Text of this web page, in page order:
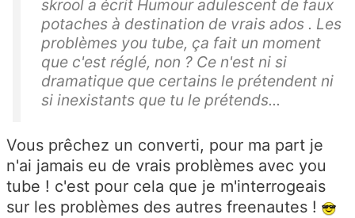
skrool a écrit Humour adulescent de faux
potaches à destination de vrais ados . Les
problèmes you tube, ça fait un moment
que c'est réglé, non ? Ce n'est ni si
dramatique que certains le prétendent ni
si inexistants que tu le prétends...
Vous prêchez un converti, pour ma part je
n'ai jamais eu de vrais problèmes avec you
tube ! c'est pour cela que je m'interrogeais
sur les problèmes des autres freenautes !